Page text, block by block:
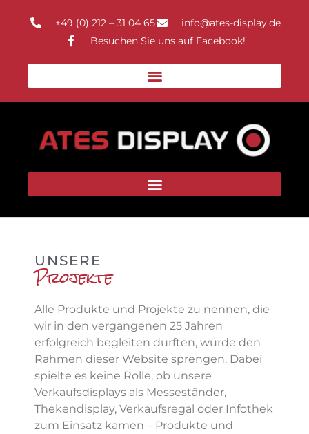
+49 (0) 212 – 31 04 65
info@ates-display.de
Besuchen Sie uns auf Facebook!
UNSERE
Projekte
Alle Produkte und Projekte zu nennen, die
wir in den vergangenen 25 Jahren
erfolgreich begleiten durften, würde den
Rahmen dieser Website sprengen. Dabei
spielte es keine Rolle, ob unsere
Verkaufsdisplays als Messeständer,
Thekendisplay, Verkaufsregal oder Infothek
zum Einsatz kamen – Produkte und